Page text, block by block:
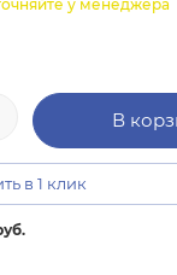
у менеджера
В
в 1 клик